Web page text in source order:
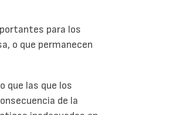
para los
o que permanecen
que las que los
de la